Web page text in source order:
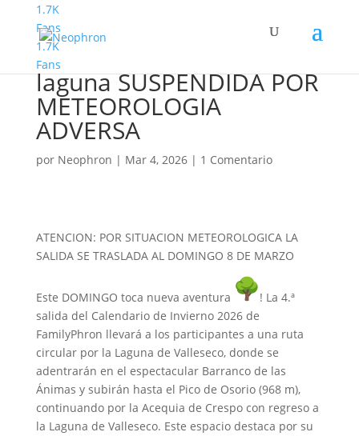
1.7K
Fans
1.7K
Fans
Familyphron Circular La
laguna SUSPENDIDA POR
METEOROLOGIA
ADVERSA
por Neophron | Mar 4, 2026| 1 Comentario
ATENCION: POR SITUACION METEOROLOGICA LA
SALIDA SE TRASLADA AL DOMINGO 8 DE MARZO
Este DOMINGO toca nueva aventura
! La 4.ª
salida del Calendario de Invierno 2026 de
FamilyPhron llevará a los participantes a una ruta
circular por la Laguna de Valleseco, donde se
adentrarán en el espectacular Barranco de las
Ánimas y subirán hasta el Pico de Osorio (968 m),
continuando por la Acequia de Crespo con regreso a
la Laguna de Valleseco. Este espacio destaca por su